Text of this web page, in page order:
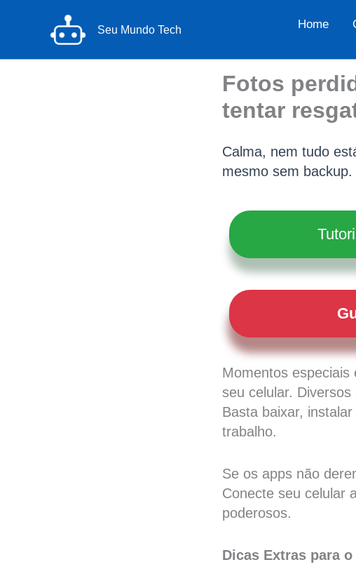
Seu Mundo Tech Home
Fotos
tentar
Calma, nem tudo
mesmo sem backup.
Momentos
seu celular.
Basta baixar,
trabalho.
Se os apps não
Conecte seu celular
poderosos.
Dicas Extras para o